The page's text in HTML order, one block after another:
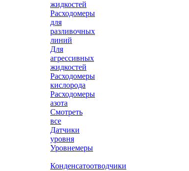
жидкостей
Расходомеры
для
разливочных
линий
Для
агрессивных
жидкостей
Расходомеры
кислорода
Расходомеры
азота
Смотреть
все
Датчики
уровня
Уровнемеры
Конденсатоотводчики